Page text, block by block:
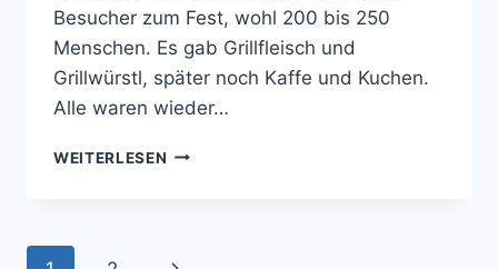
Besucher zum Fest, wohl 200 bis 250
Menschen. Es gab Grillfleisch und
Grillwürstl, später noch Kaffe und Kuchen.
Alle waren wieder…
WEITERLESEN SCHLOSSWEIHERFEST